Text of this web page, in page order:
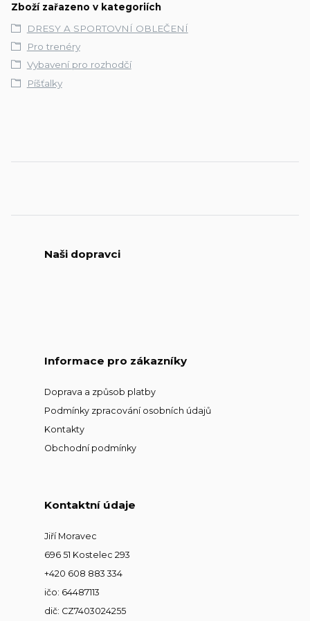
Zboží zařazeno v kategoriích
DRESY A SPORTOVNÍ OBLEČENÍ
Pro trenéry
Vybavení pro rozhodčí
Píšťalky
Naši dopravci
Informace pro zákazníky
Doprava a způsob platby
Podmínky zpracování osobních údajů
Kontakty
Obchodní podmínky
Kontaktní údaje
Jiří Moravec
696 51 Kostelec 293
+420 608 883 334
ičo: 64487113
dič: CZ7403024255